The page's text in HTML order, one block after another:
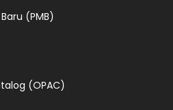
(PMB)
(OPAC)